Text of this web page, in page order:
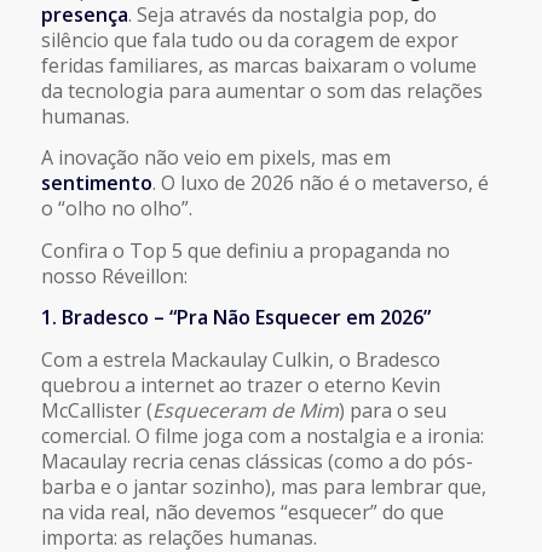
presença. Seja através da nostalgia pop, do
silêncio que fala tudo ou da coragem de expor
feridas familiares, as marcas baixaram o volume
da tecnologia para aumentar o som das relações
humanas.
A inovação não veio em pixels, mas em
sentimento. O luxo de 2026 não é o metaverso, é
o “olho no olho”.
Confira o Top 5 que definiu a propaganda no
nosso Réveillon:
1. Bradesco – “Pra Não Esquecer em 2026”
Com a estrela Mackaulay Culkin, o Bradesco
quebrou a internet ao trazer o eterno Kevin
McCallister (Esqueceram de Mim) para o seu
comercial. O filme joga com a nostalgia e a ironia:
Macaulay recria cenas clássicas (como a do pós-
barba e o jantar sozinho), mas para lembrar que,
na vida real, não devemos “esquecer” do que
importa: as relações humanas.